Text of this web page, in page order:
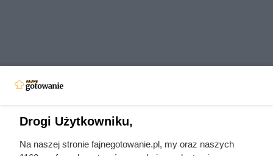
Czytaj także:
Drogi Użytkowniku,
Na naszej stronie fajnegotowanie.pl, my oraz naszych